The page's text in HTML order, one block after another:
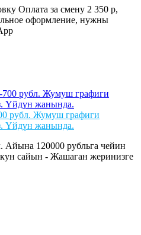
Оплата за смену 2 350 р,
оформление, нужны
рубл. Жумуш графиги
Үйдүн жанында.
Айына 120000 рубльга чейин
сайын - Жашаган жеринизге